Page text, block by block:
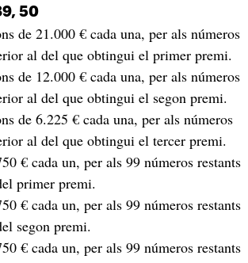
50
de 21.000 € cada una, per als números
al del que obtingui el primer premi.
de 12.000 € cada una, per als números
al del que obtingui el segon premi.
de 6.225 € cada una, per als números
al del que obtingui el tercer premi.
€ cada un, per als 99 números restants
primer premi.
€ cada un, per als 99 números restants
segon premi.
€ cada un, per als 99 números restants